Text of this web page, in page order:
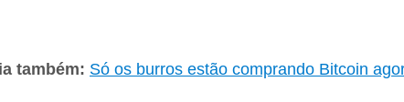
também: Só os burros estão comprando Bitcoin